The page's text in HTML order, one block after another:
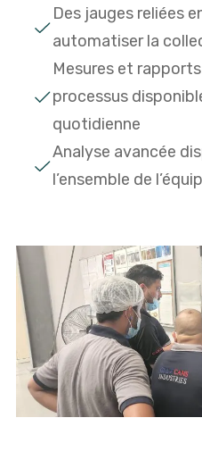
Des jauges reliées
automatiser la
Mesures et
processus
quotidienne
Analyse avancée
l’ensemble de